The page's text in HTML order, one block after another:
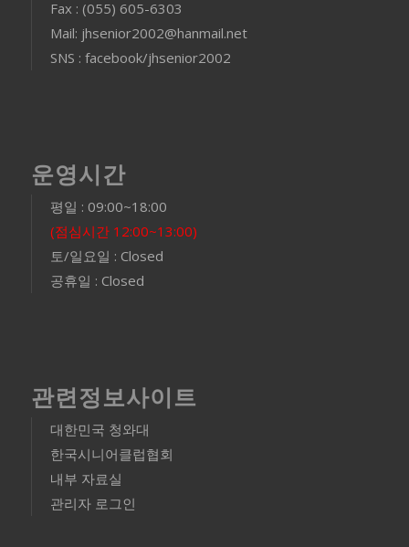
Fax : (055) 605-6303
Mail: jhsenior2002@hanmail.net
SNS : facebook/jhsenior2002
운영시간
평일 : 09:00~18:00
(점심시간 12:00~13:00)
토/일요일 : Closed
공휴일 : Closed
관련정보사이트
대한민국 청와대
한국시니어클럽협회
내부 자료실
관리자 로그인